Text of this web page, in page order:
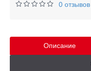
0 отзывов
Описание